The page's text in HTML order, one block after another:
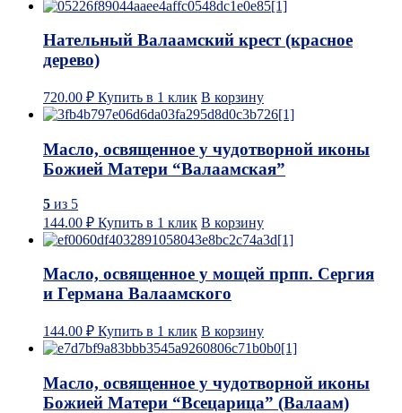
Нательный Валаамский крест (красное
дерево)
720.00 ₽ Купить в 1 клик В корзину
Масло, освященное у чудотворной иконы
Божией Матери “Валаамская”
5 из 5
144.00 ₽ Купить в 1 клик В корзину
Масло, освященное у мощей прпп. Сергия
и Германа Валаамского
144.00 ₽ Купить в 1 клик В корзину
Масло, освященное у чудотворной иконы
Божией Матери “Всецарица” (Валаам)